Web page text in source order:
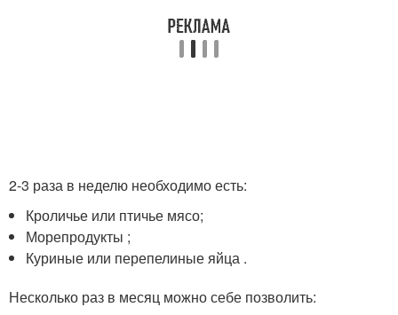
2-3 раза в неделю необходимо есть:
Кроличье или птичье мясо;
Морепродукты ;
Куриные или перепелиные яйца .
Несколько раз в месяц можно себе позволить: